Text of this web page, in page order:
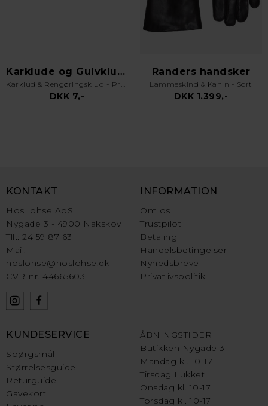
Karklude og Gulvklude
Karklud & Rengøringsklud - Pro Kvalitet - Valgfri Farve
DKK 7,-
Randers handsker
Lammeskind & Kanin - Sort
DKK 1.399,-
KONTAKT
HosLohse ApS
Nygade 3 - 4900 Nakskov
Tlf.: 24 59 87 63
Mail:
hoslohse@hoslohse.dk
CVR-nr. 44665603
INFORMATION
Om os
Trustpilot
Betaling
Handelsbetingelser
Nyhedsbreve
Privatlivspolitik
KUNDESERVICE
Spørgsmål
Størrelsesguide
Returguide
Gavekort
ÅBNINGSTIDER
Butikken Nygade 3
Mandag kl. 10-17
Tirsdag Lukket
Onsdag kl. 10-17
Torsdag kl. 10-17